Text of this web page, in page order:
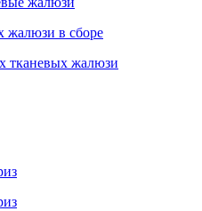
жалюзи в сборе
тканевых жалюзи